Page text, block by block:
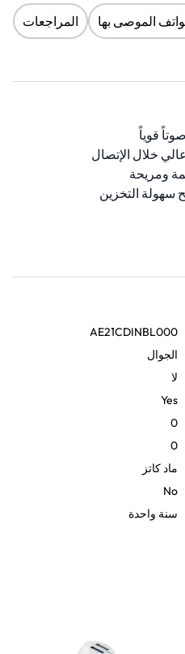
الموصى بها المراجعات
خلال الإتصال
ومريحة
سهولة التخزين
الأذن المخصصة للألعاب هذه.
تتميز بمشغلات نيوديميوم كبيرة مقاس 13.5 ملم وميكروفونات مزدوجة،
صوتية فائقة الوضوح عبر جميع
والدعامات المريحة،
جاهز للاستمتاع براحة غامرة
والأجهزة المحمولة.
AE21CDINBL000
الجوال
لا
Yes
0
0
ماد كاتز
No
سنة واحدة